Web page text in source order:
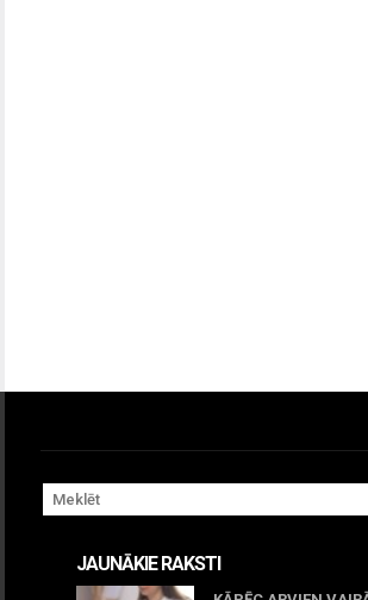
JAUNĀKIE RAKSTI